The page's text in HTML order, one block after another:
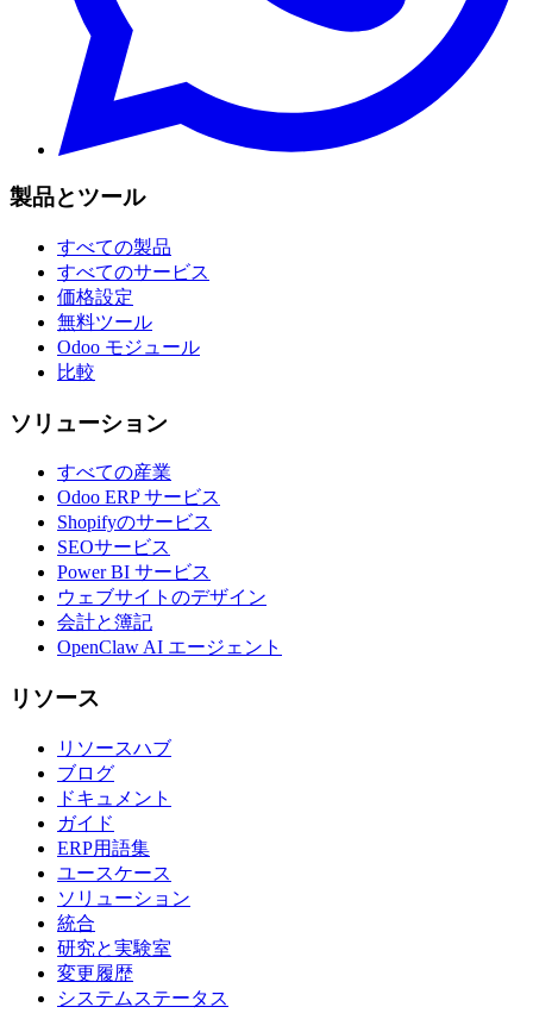
製品とツール
すべての製品
すべてのサービス
価格設定
無料ツール
Odoo モジュール
比較
ソリューション
すべての産業
Odoo ERP サービス
Shopifyのサービス
SEOサービス
Power BI サービス
ウェブサイトのデザイン
会計と簿記
OpenClaw AI エージェント
リソース
リソースハブ
ブログ
ドキュメント
ガイド
ERP用語集
ユースケース
ソリューション
統合
研究と実験室
変更履歴
システムステータス